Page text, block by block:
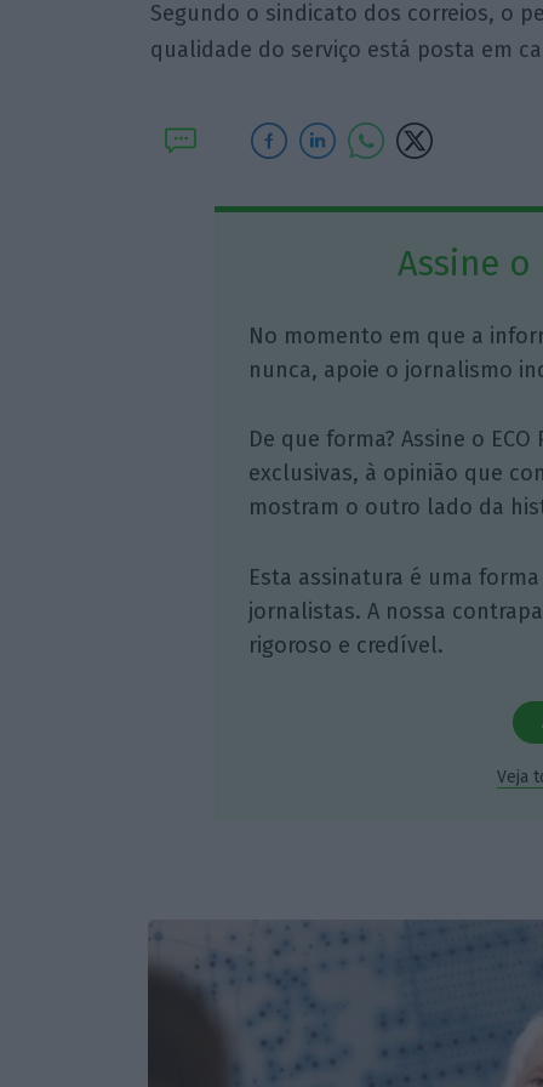
Segundo o sindicato dos correios, o
qualidade do serviço está posta em
Assine o
No momento em que a
nunca, apoie o jornalismo
De que forma? Assine o
exclusivas, à opinião que
mostram o outro lado da
Esta assinatura é uma
jornalistas. A nossa
rigoroso e credível.
Veja